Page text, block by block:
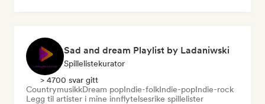
Sad and dream Playlist by Ladaniwski
Spillelistekurator
> 4700 svar gitt
CountrymusikkDream popIndie-folkIndie-popIndie-rock
Legg til artister i mine innflytelsesrike spillelister